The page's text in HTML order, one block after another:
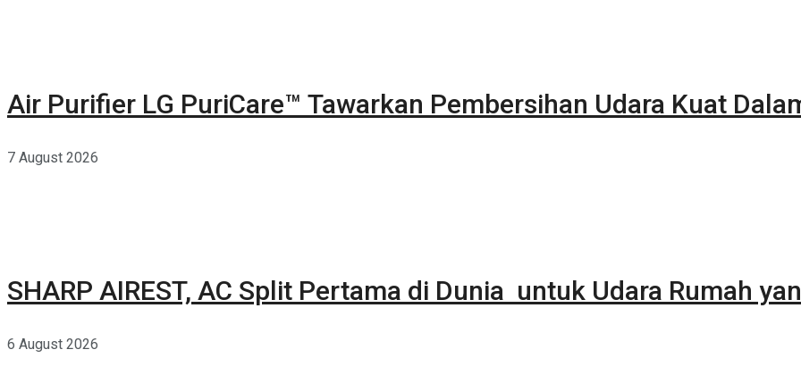
Air Purifier LG PuriCare™ Tawarkan Pembersihan Udara Kuat
7 August 2026
SHARP AIREST, AC Split Pertama di Dunia untuk Udara Rumah
6 August 2026